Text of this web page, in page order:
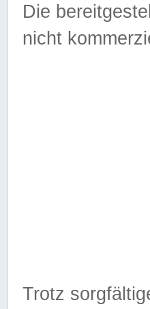
Die
nicht
Trotz